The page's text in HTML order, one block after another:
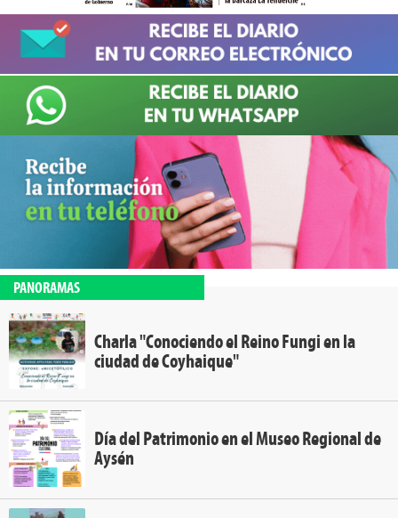
PANORAMAS
Charla "Conociendo el Reino Fungi en la
ciudad de Coyhaique"
Día del Patrimonio en el Museo Regional de
Aysén